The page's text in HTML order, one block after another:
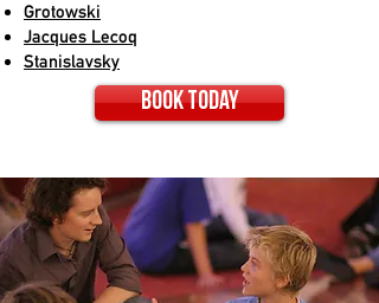
Grotowski
Jacques Lecoq
Stanislavsky
Book today